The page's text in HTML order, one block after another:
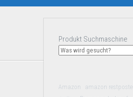
Produkt Suchmaschine
Amazon amazon